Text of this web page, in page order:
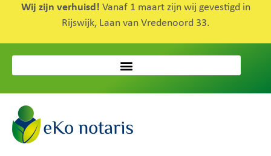
Wij zijn verhuisd! Vanaf 1 maart zijn wij gevestigd in
Rijswijk, Laan van Vredenoord 33.